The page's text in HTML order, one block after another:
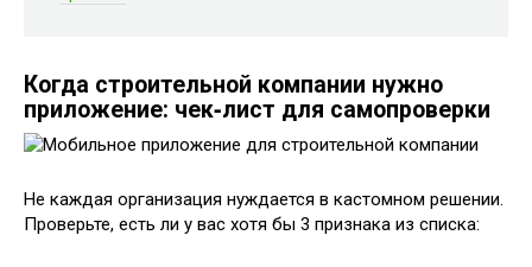
Когда строительной компании нужно
приложение: чек‑лист для самопроверки
Не каждая организация нуждается в кастомном решении.
Проверьте, есть ли у вас хотя бы 3 признака из списка: